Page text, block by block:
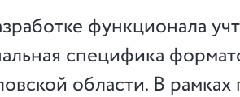
функционала
специфика
области. В